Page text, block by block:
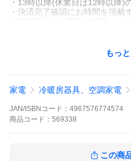
・13時以降(休業日は12時以降)
・決済完了確認にお時間を頂戴
・翌日優良配送対象外の商品と
・15点以上ご注文頂いた場合
もっ
家電 冷暖房器具、空調家電
JAN/ISBNコード： 4967576774574
商品 コード： 569338
この商